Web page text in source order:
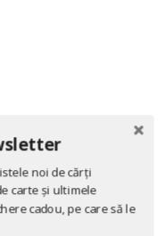
noi de cărți
carte și ultimele
cadou, pe care să le